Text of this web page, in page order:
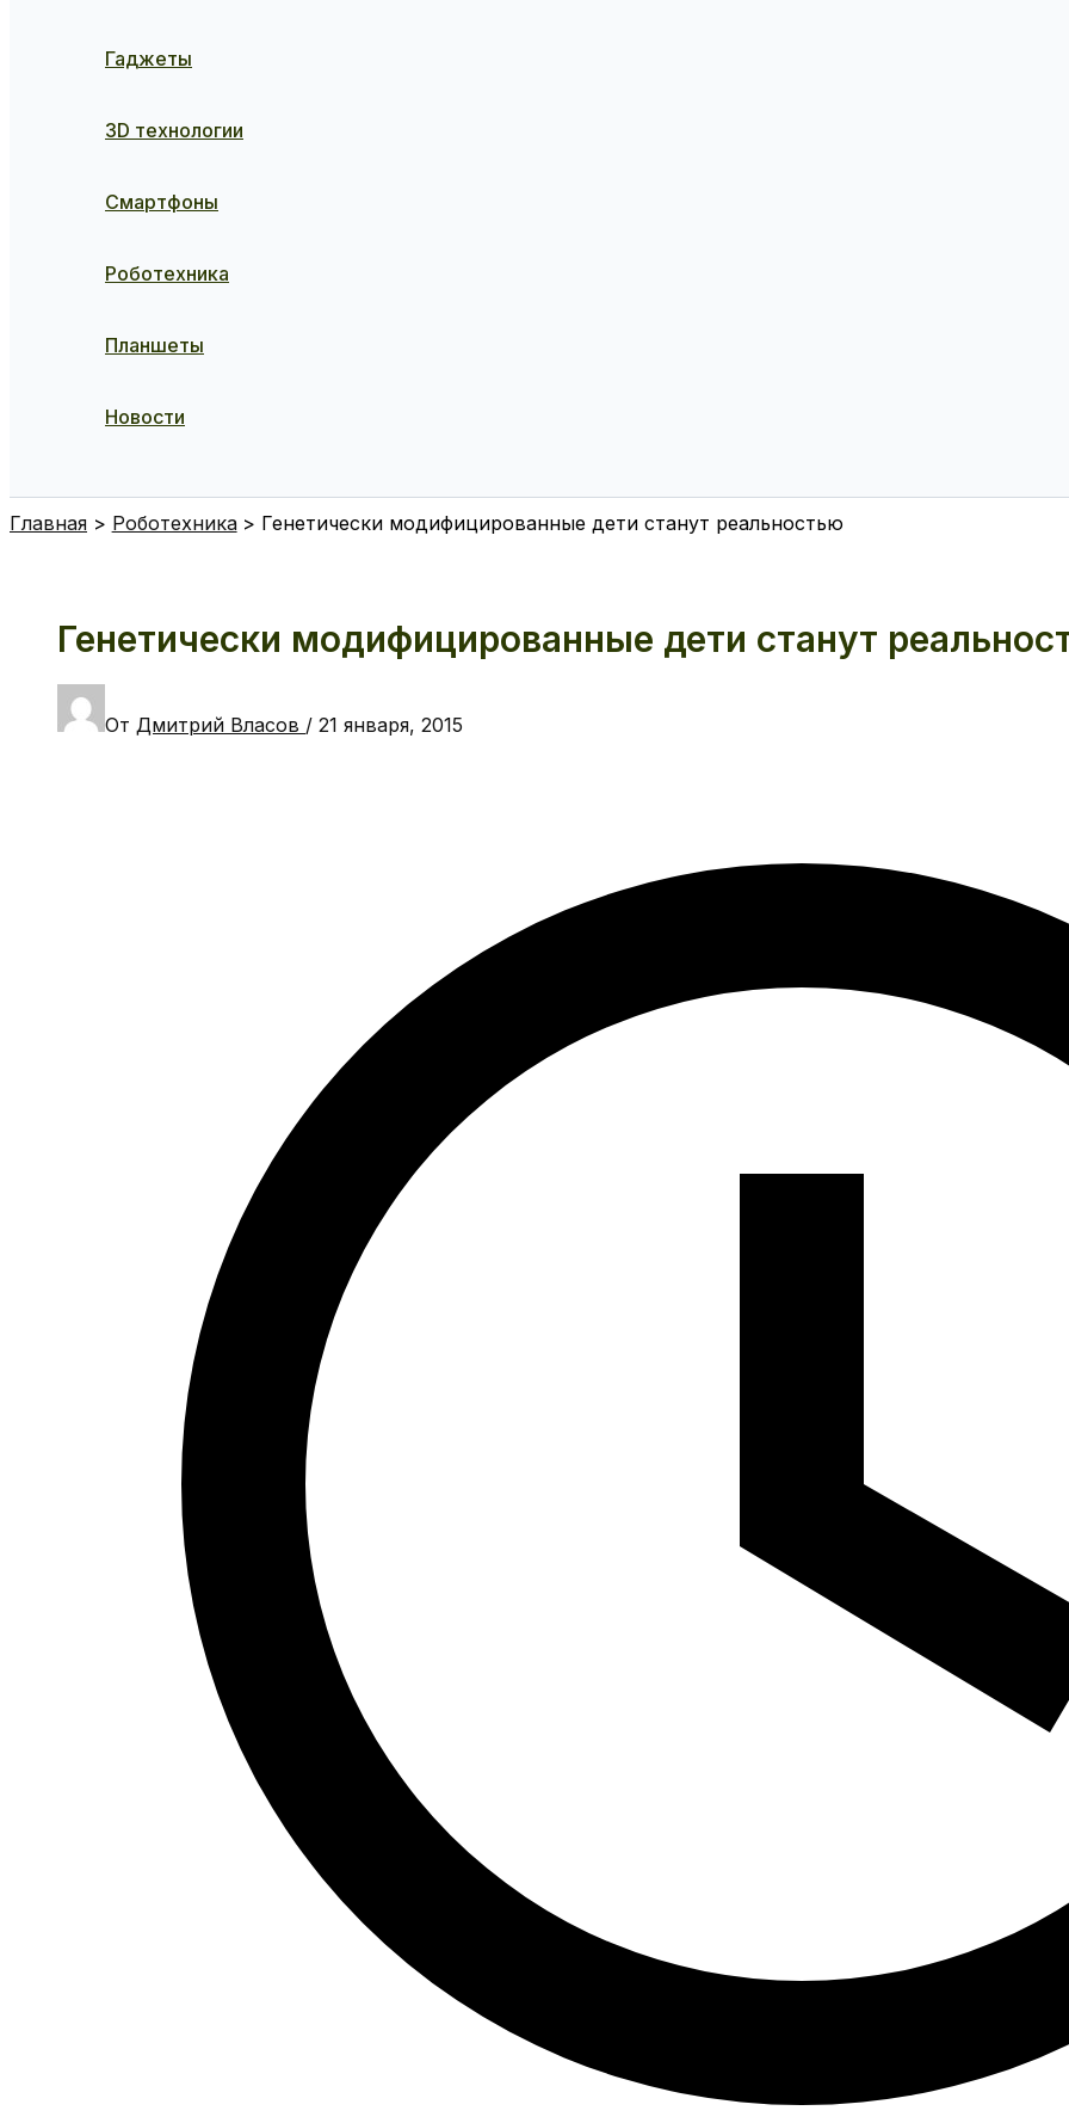
Гаджеты
3D технологии
Смартфоны
Роботехника
Планшеты
Новости
Главная Роботехника Генетически модифицированные дети станут реальностью
Генетически модифицированные дети станут
От Дмитрий Власов / 21 января, 2015